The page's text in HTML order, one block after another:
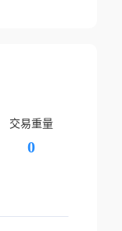
交易重量
0